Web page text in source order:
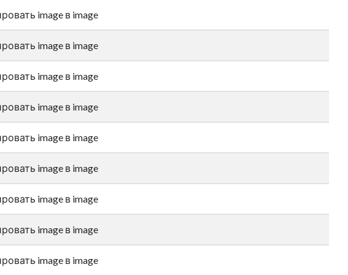
image в image
image в image
image в image
image в image
image в image
image в image
image в image
image в image
image в image